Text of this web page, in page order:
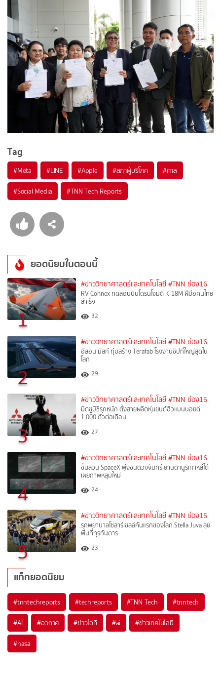
Tag
#Meta #LINE #Apple #สภาผู้บริโภค #ศาล
#Social Media #TNN Tech Reports
ยอดนิยมในตอนนี้
1
#ข่าววิทยาศาสตร์และเทคโนโลยี #TNN ช่อง16
RV Connex ทดสอบบินโดรนโจมตี K-18M ฝีมือคนไทย
สำเร็จ
32
2
#ข่าววิทยาศาสตร์และเทคโนโลยี #TNN ช่อง16
อีลอน มัสก์ ทุ่มสร้าง Terafab โรงงานชิปที่ใหญ่สุดใน
โลก
29
3
#ข่าววิทยาศาสตร์และเทคโนโลยี #TNN ช่อง16
มิตซูบิชิรุกหนัก ตั้งสายผลิตหุ่นยนต์ฮิวแมนนอยด์
1,000 ตัวต่อเดือน
27
4
#ข่าววิทยาศาสตร์และเทคโนโลยี #TNN ช่อง16
ชิ้นส่วน SpaceX พุ่งชนดวงจันทร์ ยานดานูริเกาหลีใต้
เผยภาพหลุมใหม่
24
5
#ข่าววิทยาศาสตร์และเทคโนโลยี #TNN ช่อง16
รถพยาบาลโซลาร์เซลล์คันแรกของโลก Stella Juva ลุย
พื้นที่ทุรกันดาร
23
แท็กยอดนิยม
#tnntechreports #techreports #TNN Tech #tnntech
#AI #อวกาศ #ข่าวไอที #ai #ข่าวเทคโนโลยี
#nasa